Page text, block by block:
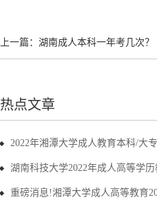
上一篇： 湖南成人本科一年考几次？
热点文章
2022年湘潭大学成人教育本科/大专
湖南科技大学2022年成人高等学
重磅消息!湘潭大学成人高等教育